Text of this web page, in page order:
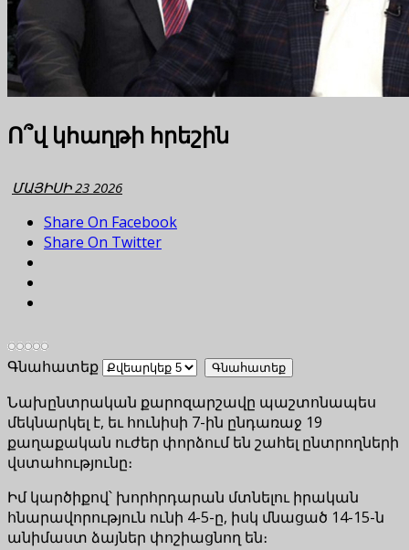
Ո՞վ կհաղթի հրեշին
ՄԱՅԻՍԻ 23 2026
Share On Facebook
Share On Twitter
Գնահատեք
Նախընտրական քարոզարշավը պաշտոնապես
մեկնարկել է, եւ հունիսի 7-ին ընդառաջ 19
քաղաքական ուժեր փորձում են շահել ընտրողների
վստահությունը։
Իմ կարծիքով՝ խորհրդարան մտնելու իրական
հնարավորություն ունի 4-5-ը, իսկ մնացած 14-15-ն
անիմաստ ձայներ փոշիացնող են։